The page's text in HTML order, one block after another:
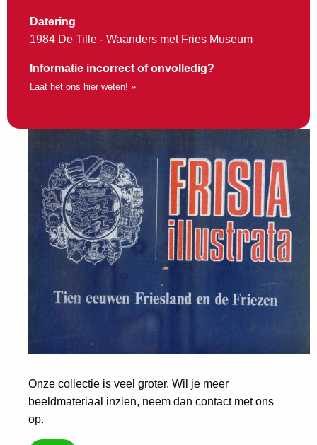
Datering
1984 De Tille - Waanders met Fries Museum
Informatie incorrect of onvolledig?
Laat het ons hier weten! »
Onze collectie is veel groter. Wil je meer
beeldmateriaal inzien, neem dan contact met ons
op.